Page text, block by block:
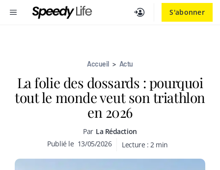
S'abonner
MENU
Accueil > Actu
La folie des dossards : pourquoi
tout le monde veut son triathlon
en 2026
Par La Rédaction
Publié le 13/05/2026 Lecture : 2 min